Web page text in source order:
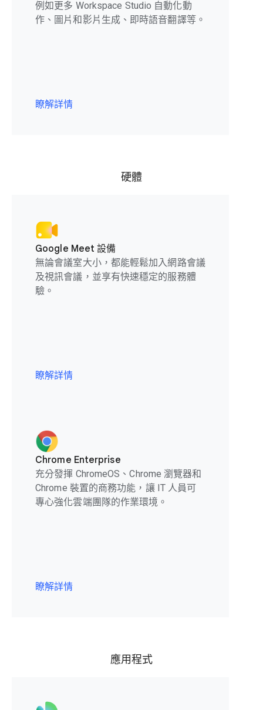
例如更多 Workspace Studio 自動化動
作、圖片和影片生成、即時語音翻譯等。
瞭解詳情
硬體
Google Meet 設備
無論會議室大小，都能輕鬆加入網路會議
及視訊會議，並享有快速穩定的服務體
驗。
瞭解詳情
Chrome Enterprise
充分發揮 ChromeOS、Chrome 瀏覽器和
Chrome 裝置的商務功能，讓 IT 人員可
專心強化雲端團隊的作業環境。
瞭解詳情
應用程式